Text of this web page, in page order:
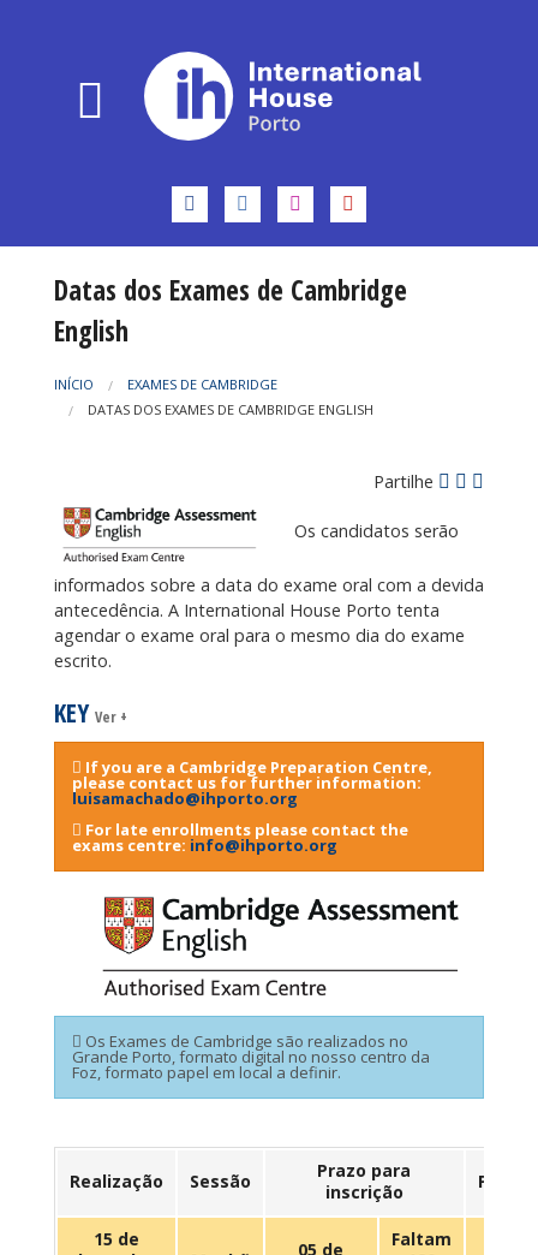
Datas dos Exames de Cambridge
English
INÍCIO
EXAMES DE CAMBRIDGE
DATAS DOS EXAMES DE CAMBRIDGE ENGLISH
Partilhe
Os candidatos serão
informados sobre a data do exame oral com a devida
antecedência. A International House Porto tenta
agendar o exame oral para o mesmo dia do exame
escrito.
KEY Ver +
If you are a Cambridge Preparation Centre,
please contact us for further information:
luisamachado@ihporto.org
For late enrollments please contact the
exams centre: info@ihporto.org
Os Exames de Cambridge são realizados no
Grande Porto, formato digital no nosso centro da
Foz, formato papel em local a definir.
Realização Sessão
Prazo para
inscrição
Preço
15 de
05 de
Faltam